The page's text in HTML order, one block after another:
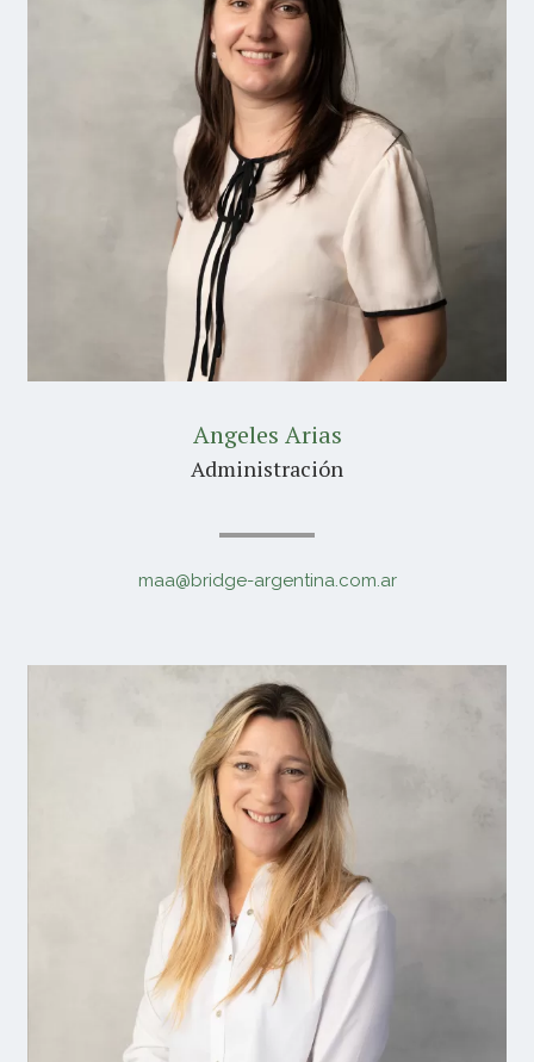
Angeles Arias
Administración
maa@bridge-argentina.com.ar